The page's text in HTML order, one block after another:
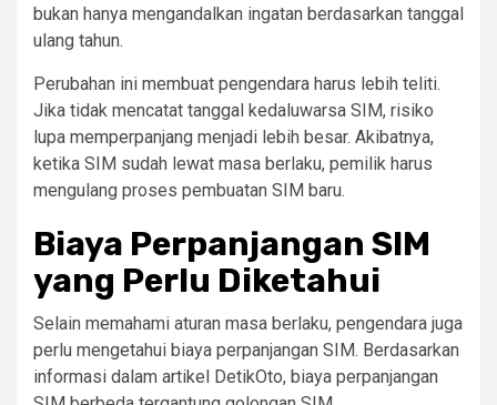
bukan hanya mengandalkan ingatan berdasarkan tanggal
ulang tahun.
Perubahan ini membuat pengendara harus lebih teliti.
Jika tidak mencatat tanggal kedaluwarsa SIM, risiko
lupa memperpanjang menjadi lebih besar. Akibatnya,
ketika SIM sudah lewat masa berlaku, pemilik harus
mengulang proses pembuatan SIM baru.
Biaya Perpanjangan SIM
yang Perlu Diketahui
Selain memahami aturan masa berlaku, pengendara juga
perlu mengetahui biaya perpanjangan SIM. Berdasarkan
informasi dalam artikel DetikOto, biaya perpanjangan